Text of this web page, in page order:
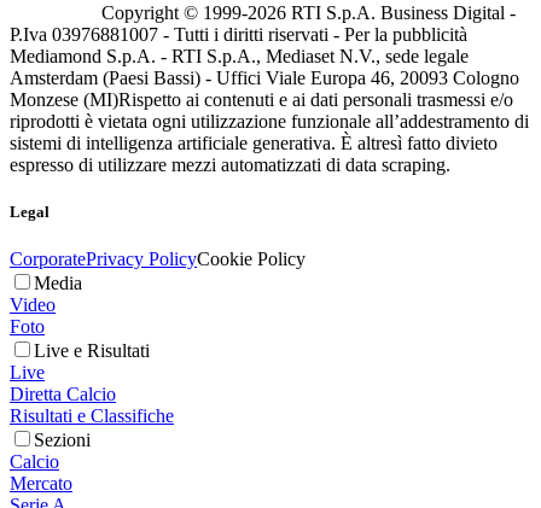
Copyright © 1999-2026 RTI S.p.A. Business Digital -
P.Iva 03976881007 - Tutti i diritti riservati - Per la pubblicità
Mediamond S.p.A. - RTI S.p.A., Mediaset N.V., sede legale
Amsterdam (Paesi Bassi) - Uffici Viale Europa 46, 20093 Cologno
Monzese (MI)Rispetto ai contenuti e ai dati personali trasmessi e/o
riprodotti è vietata ogni utilizzazione funzionale all’addestramento di
sistemi di intelligenza artificiale generativa. È altresì fatto divieto
espresso di utilizzare mezzi automatizzati di data scraping.
Legal
CorporatePrivacy PolicyCookie Policy
Media
Video
Foto
Live e Risultati
Live
Diretta Calcio
Risultati e Classifiche
Sezioni
Calcio
Mercato